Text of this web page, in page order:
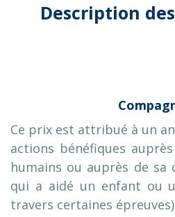
Description
Ce prix est attribué à un
actions bénéfiques
humains ou auprès de sa
qui a aidé un enfant ou
travers certaines